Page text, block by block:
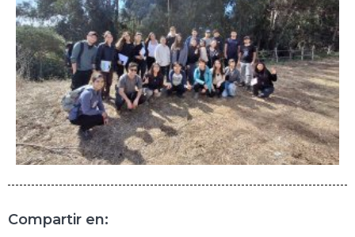
Compartir en: